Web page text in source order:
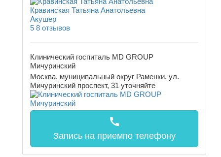
Кравинская Татьяна Анатольевна
Акушер
5 8 отзывов
Клинический госпиталь MD GROUP
Мичуринский
Москва, муниципальный округ Раменки, ул.
Мичуринский проспект, 31 уточняйте
call
Запись на приемпо телефону